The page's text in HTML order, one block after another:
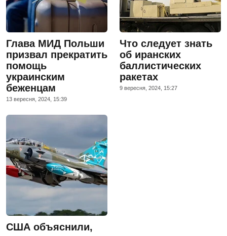
Глава МИД Польши
призвал прекратить
помощь
украинским
беженцам
13 вересня, 2024, 15:39
Что следует знать
об иранских
баллистических
ракетах
9 вересня, 2024, 15:27
США объяснили,